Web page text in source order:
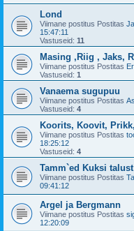
Lond
Viimane postitus Postitas
15:47:11
Vastuseid: 11
Masing ,Riig , Jaks,
Viimane postitus Postitas
Vastuseid: 1
Vanaema sugupuu
Viimane postitus Postitas
Vastuseid: 4
Koorits, Koovit,
Viimane postitus Postitas
18:25:12
Vastuseid: 4
Tamm`ed Kuksi talust
Viimane postitus Postitas
09:41:12
Argel ja Bergmann
Viimane postitus Postitas
12:20:09